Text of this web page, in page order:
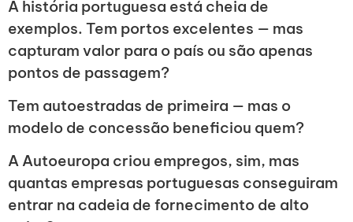
A história portuguesa está cheia de
exemplos. Tem portos excelentes — mas
capturam valor para o país ou são apenas
pontos de passagem?
Tem autoestradas de primeira — mas o
modelo de concessão beneficiou quem?
A Autoeuropa criou empregos, sim, mas
quantas empresas portuguesas conseguiram
entrar na cadeia de fornecimento de alto